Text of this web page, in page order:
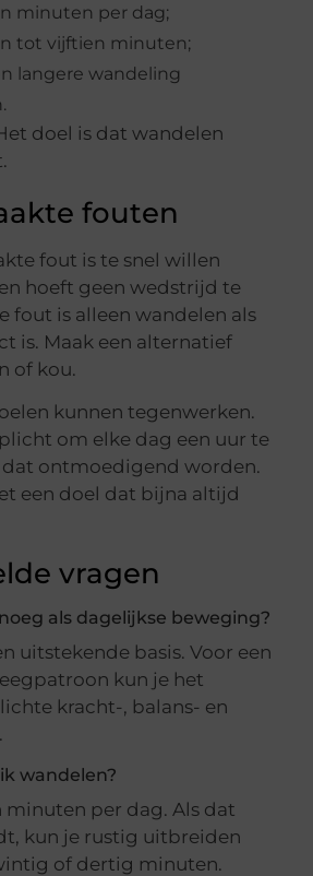
minuten per dag;
tot vijftien minuten;
langere wandeling
doel is dat wandelen
fouten
fout is te snel willen
hoeft geen wedstrijd te
fout is alleen wandelen als
is. Maak een alternatief
of kou.
kunnen tegenwerken.
om elke dag een uur te
ontmoedigend worden.
een doel dat bijna altijd
vragen
als dagelijkse beweging?
uitstekende basis. Voor een
kun je het
kracht-, balans- en
wandelen?
per dag. Als dat
kun je rustig uitbreiden
of dertig minuten.